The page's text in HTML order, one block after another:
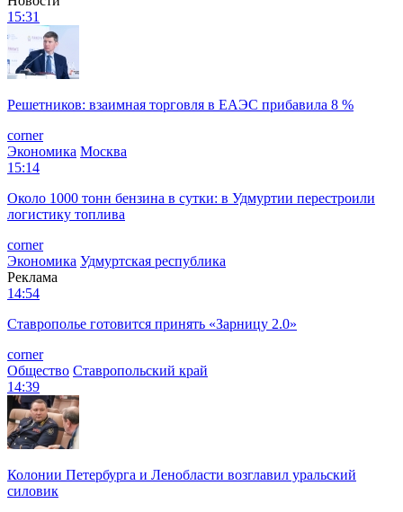
15:31
Решетников: взаимная торговля в ЕАЭС прибавила 8 %
corner
Экономика Москва
15:14
Около 1000 тонн бензина в сутки: в Удмуртии перестроили
логистику топлива
corner
Экономика Удмуртская республика
Реклама
14:54
Ставрополье готовится принять «Зарницу 2.0»
corner
Общество Ставропольский край
14:39
Колонии Петербурга и Ленобласти возглавил уральский
силовик